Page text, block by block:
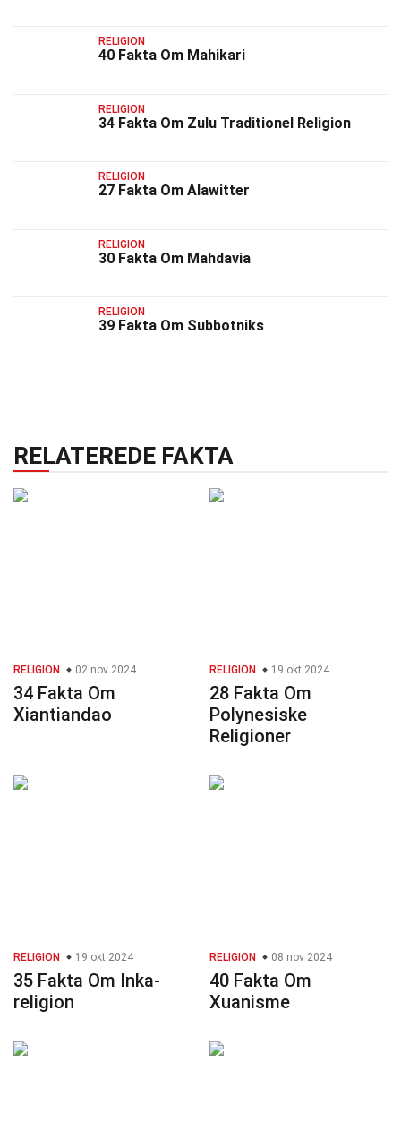
RELIGION
40 Fakta Om Mahikari
RELIGION
34 Fakta Om Zulu Traditionel Religion
RELIGION
27 Fakta Om Alawitter
RELIGION
30 Fakta Om Mahdavia
RELIGION
39 Fakta Om Subbotniks
RELATEREDE FAKTA
RELIGION 02 nov 2024
34 Fakta Om
Xiantiandao
RELIGION 19 okt 2024
28 Fakta Om
Polynesiske
Religioner
RELIGION 19 okt 2024
35 Fakta Om Inka-
religion
RELIGION 08 nov 2024
40 Fakta Om
Xuanisme